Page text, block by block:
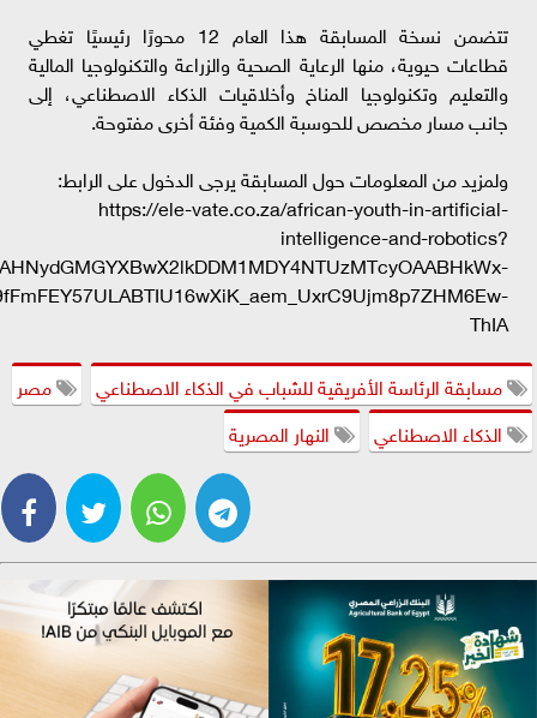
تتضمن نسخة المسابقة هذا العام 12 محورًا رئيسيًا تغطي
قطاعات حيوية، منها الرعاية الصحية والزراعة والتكنولوجيا المالية
والتعليم وتكنولوجيا المناخ وأخلاقيات الذكاء الاصطناعي، إلى
جانب مسار مخصص للحوسبة الكمية وفئة أخرى مفتوحة.
ولمزيد من المعلومات حول المسابقة يرجى الدخول على الرابط:
https://ele-vate.co.za/african-youth-in-artificial-
intelligence-and-robotics?
ThIA
مسابقة الرئاسة الأفريقية للشباب في الذكاء الاصطناعي
مصر
الذكاء الاصطناعي
النهار المصرية